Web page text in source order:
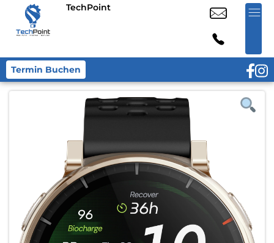
TechPoint
Termin Buchen